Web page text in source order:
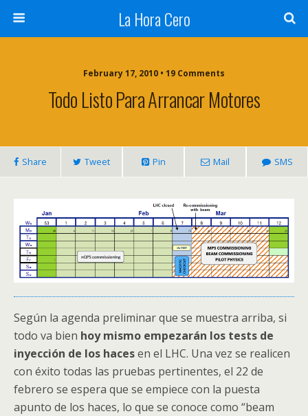
La Hora Cero
February 17, 2010 • 19 Comments
Todo Listo Para Arrancar Motores
Share Tweet Pin Mail SMS
Según la agenda preliminar que se muestra arriba, si
todo va bien hoy mismo empezarán los tests de
inyección de los hacesen el LHC. Una vez se realicen
con éxito todas las pruebas pertinentes, el 22 de
febrero se espera que se empiece con la puesta
apunto de los haces, lo que se conoce como “beam